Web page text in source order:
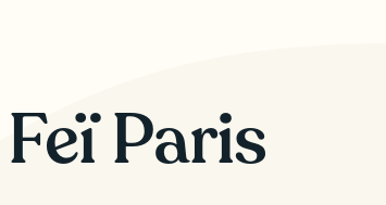
Feï Paris